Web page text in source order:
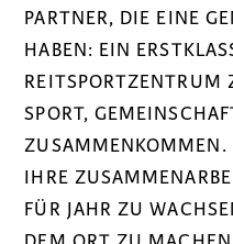
PARTNER, DIE EINE
HABEN: EIN
REITSPORTZENTRUM
SPORT,
ZUSAMMENKOMMEN.
IHRE
FÜR JAHR ZU